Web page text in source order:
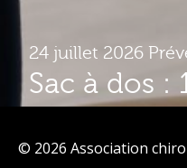
24 juillet 2026
Sac à dos :
© 2026 Association